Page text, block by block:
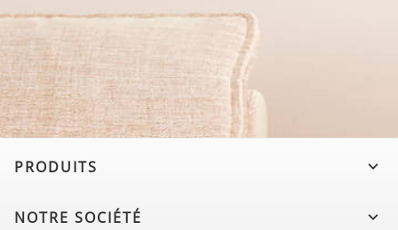
PRODUITS 
NOTRE SOCIÉTÉ 